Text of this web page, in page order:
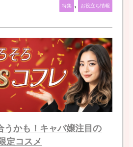
特集 , お役立ち情報
うかも！キャバ嬢注目の
定コスメ